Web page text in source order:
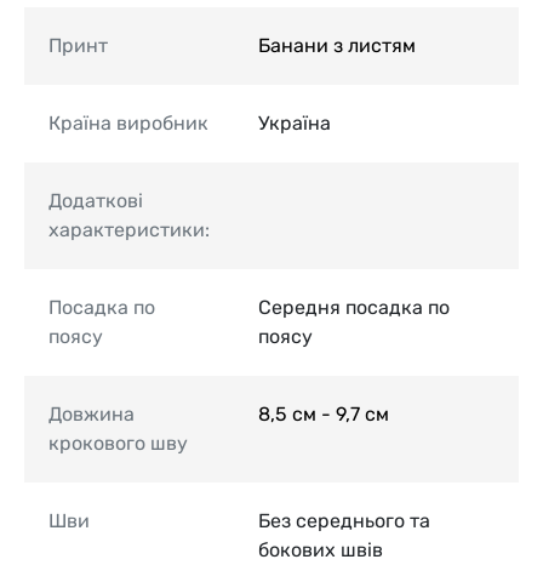
Принт Банани з листям
Країна виробник Україна
Додаткові
характеристики:
Посадка по
поясу
Середня посадка по
поясу
Довжина
крокового шву
8,5 см - 9,7 см
Шви
Без середнього та
бокових швів